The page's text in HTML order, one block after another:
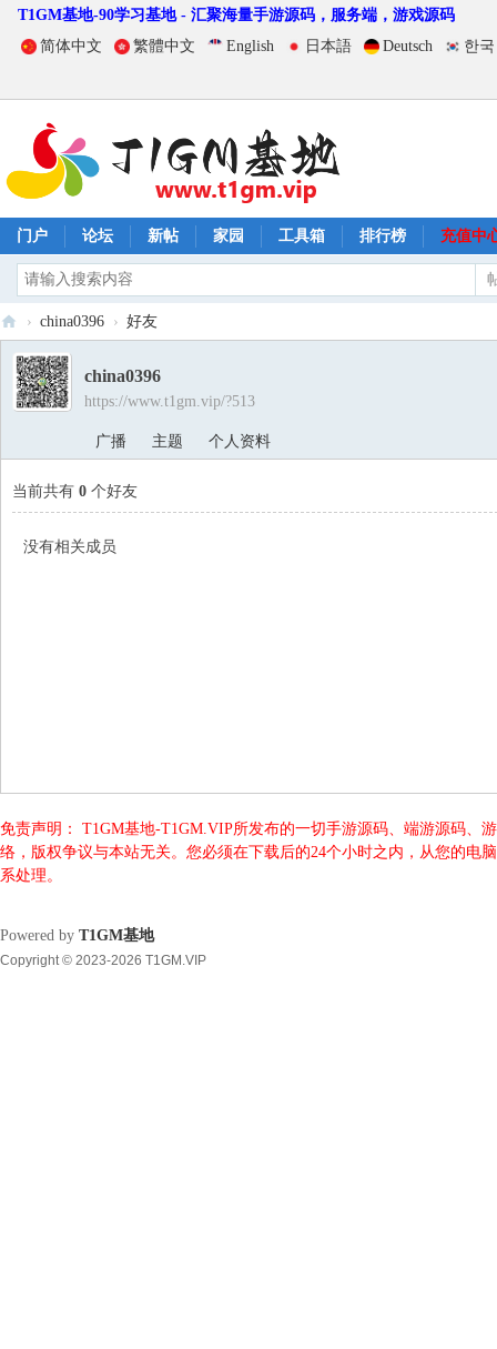
T1GM基地-90学习基地 - 汇聚海量手游源码，服务端，游戏源码
简体中文
繁體中文 English 日本語 Deutsch 한
门户 论坛 新帖 家园 工具箱 排行榜 充值中
T
基
地
› china0396 › 好友
china0396
https://www.t1gm.vip/?513
广播 主题 个人资料
当前共有 0 个好友
没有相关成员
免责声明： T1GM基地-T1GM.VIP所发布的一切手游源码、端游源码、
络，版权争议与本站无关。您必须在下载后的24个小时之内，从您的电
系处理。
Powered by T1GM基地
Copyright © 2023-2026 T1GM.VIP